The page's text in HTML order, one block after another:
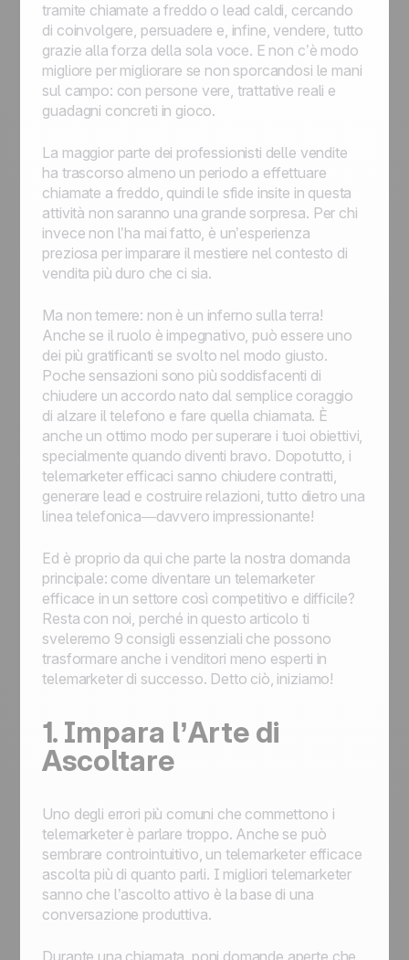
tramite chiamate a freddo o lead caldi, cercando
di coinvolgere, persuadere e, infine, vendere, tutto
grazie alla forza della sola voce. E non c’è modo
migliore per migliorare se non sporcandosi le mani
sul campo: con persone vere, trattative reali e
guadagni concreti in gioco.
La maggior parte dei professionisti delle vendite
ha trascorso almeno un periodo a effettuare
chiamate a freddo, quindi le sfide insite in questa
attività non saranno una grande sorpresa. Per chi
invece non l’ha mai fatto, è un’esperienza
preziosa per imparare il mestiere nel contesto di
vendita più duro che ci sia.
Ma non temere: non è un inferno sulla terra!
Anche se il ruolo è impegnativo, può essere uno
dei più gratificanti se svolto nel modo giusto.
Poche sensazioni sono più soddisfacenti di
chiudere un accordo nato dal semplice coraggio
di alzare il telefono e fare quella chiamata. È
anche un ottimo modo per superare i tuoi obiettivi,
specialmente quando diventi bravo. Dopotutto, i
telemarketer efficaci sanno chiudere contratti,
generare lead e costruire relazioni, tutto dietro una
linea telefonica—davvero impressionante!
Ed è proprio da qui che parte la nostra domanda
principale: come diventare un telemarketer
efficace in un settore così competitivo e difficile?
Resta con noi, perché in questo articolo ti
sveleremo 9 consigli essenziali che possono
trasformare anche i venditori meno esperti in
telemarketer di successo. Detto ciò, iniziamo!
1. Impara l’Arte di
Ascoltare
Uno degli errori più comuni che commettono i
telemarketer è parlare troppo. Anche se può
sembrare controintuitivo, un telemarketer efficace
ascolta più di quanto parli. I migliori telemarketer
sanno che l’ascolto attivo è la base di una
conversazione produttiva.
Durante una chiamata, poni domande aperte che